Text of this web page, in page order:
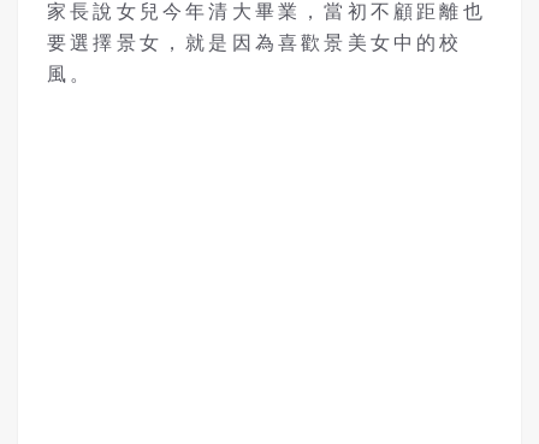
家長說女兒今年清大畢業，當初不顧距離也
要選擇景女，就是因為喜歡景美女中的校
風。